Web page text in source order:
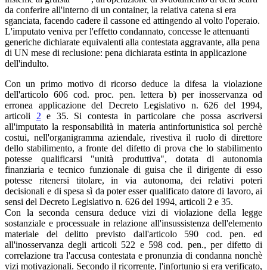
da conferire all'interno di un container, la relativa catena si era
sganciata, facendo cadere il cassone ed attingendo al volto l'operaio.
L'imputato veniva per l'effetto condannato, concesse le attenuanti
generiche dichiarate equivalenti alla contestata aggravante, alla pena
di UN mese di reclusione: pena dichiarata estinta in applicazione
dell'indulto.
Con un primo motivo di ricorso deduce la difesa la violazione
dell'articolo 606 cod. proc. pen. lettera b) per inosservanza od
erronea applicazione del Decreto Legislativo n. 626 del 1994,
articoli 2 e 35. Si contesta in particolare che possa ascriversi
all'imputato la responsabilità in materia antinfortunistica sol perchè
costui, nell'organigramma aziendale, rivestiva il ruolo di direttore
dello stabilimento, a fronte del difetto di prova che lo stabilimento
potesse qualificarsi "unità produttiva", dotata di autonomia
finanziaria e tecnico funzionale di guisa che il dirigente di esso
potesse ritenersi titolare, in via autonoma, dei relativi poteri
decisionali e di spesa sì da poter esser qualificato datore di lavoro, ai
sensi del Decreto Legislativo n. 626 del 1994, articoli 2 e 35.
Con la seconda censura deduce vizi di violazione della legge
sostanziale e processuale in relazione all'insussistenza dell'elemento
materiale del delitto previsto dall'articolo 590 cod. pen. ed
all'inosservanza degli articoli 522 e 598 cod. pen., per difetto di
correlazione tra l'accusa contestata e pronunzia di condanna nonchè
vizi motivazionali. Secondo il ricorrente, l'infortunio si era verificato,